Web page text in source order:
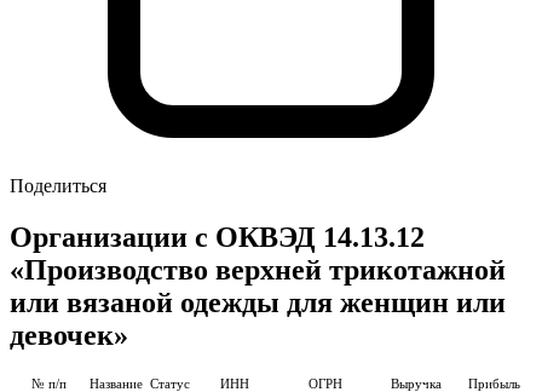
Поделиться
Организации с ОКВЭД 14.13.12
«Производство верхней трикотажной
или вязаной одежды для женщин или
девочек»
№ п/п Название Статус ИНН ОГРН Выручка Прибыль